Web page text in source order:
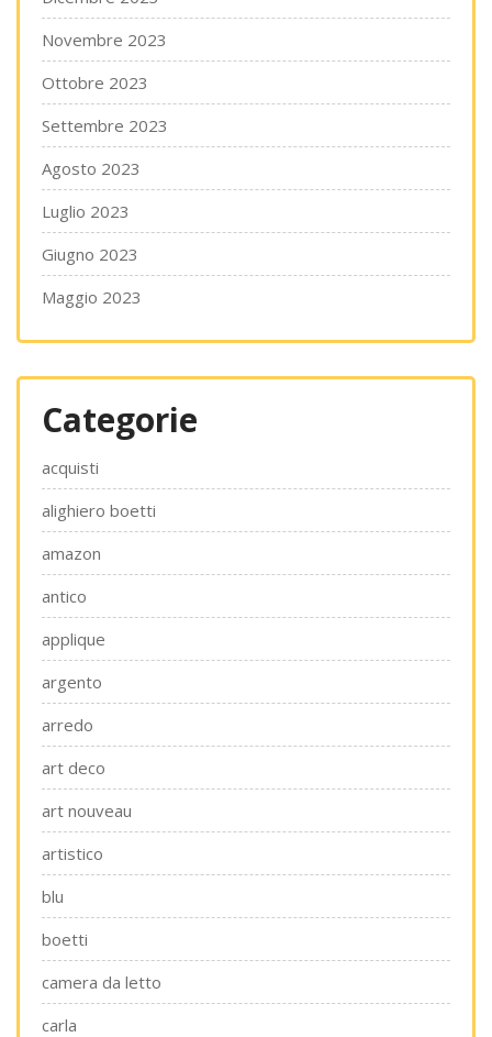
Novembre 2023
Ottobre 2023
Settembre 2023
Agosto 2023
Luglio 2023
Giugno 2023
Maggio 2023
Categorie
acquisti
alighiero boetti
amazon
antico
applique
argento
arredo
art deco
art nouveau
artistico
blu
boetti
camera da letto
carla